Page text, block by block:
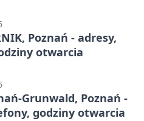
Poznań - adresy,
otwarcia
Grunwald, Poznań -
godziny otwarcia